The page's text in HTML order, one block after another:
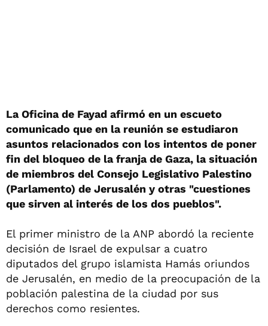
La Oficina de Fayad afirmó en un escueto
comunicado que en la reunión se estudiaron
asuntos relacionados con los intentos de poner
fin del bloqueo de la franja de Gaza, la situación
de miembros del Consejo Legislativo Palestino
(Parlamento) de Jerusalén y otras "cuestiones
que sirven al interés de los dos pueblos".
El primer ministro de la ANP abordó la reciente
decisión de Israel de expulsar a cuatro
diputados del grupo islamista Hamás oriundos
de Jerusalén, en medio de la preocupación de la
población palestina de la ciudad por sus
derechos como resientes.